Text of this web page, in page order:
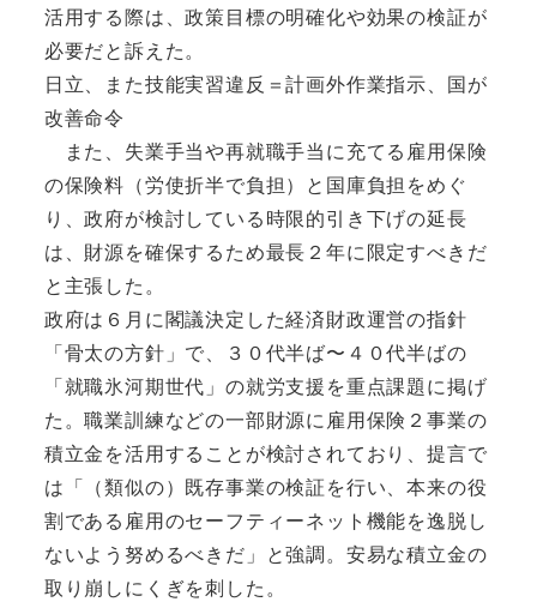
活用する際は、政策目標の明確化や効果の検証が
必要だと訴えた。
日立、また技能実習違反＝計画外作業指示、国が
改善命令
また、失業手当や再就職手当に充てる雇用保険
の保険料（労使折半で負担）と国庫負担をめぐ
り、政府が検討している時限的引き下げの延長
は、財源を確保するため最長２年に限定すべきだ
と主張した。
政府は６月に閣議決定した経済財政運営の指針
「骨太の方針」で、３０代半ば〜４０代半ばの
「就職氷河期世代」の就労支援を重点課題に掲げ
た。職業訓練などの一部財源に雇用保険２事業の
積立金を活用することが検討されており、提言で
は「（類似の）既存事業の検証を行い、本来の役
割である雇用のセーフティーネット機能を逸脱し
ないよう努めるべきだ」と強調。安易な積立金の
取り崩しにくぎを刺した。